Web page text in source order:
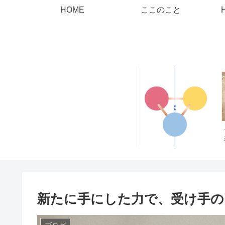
HOME ここのこと
新たに手にした力で、受け手